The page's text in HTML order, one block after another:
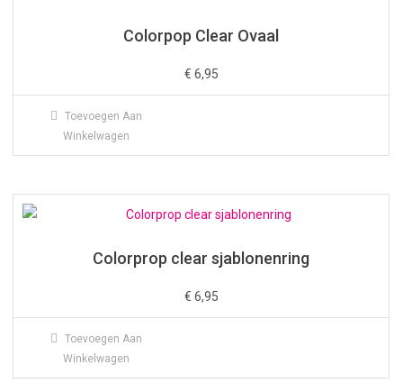
Colorpop Clear Ovaal
€ 6,95
Toevoegen Aan
Winkelwagen
Colorprop clear sjablonenring
€ 6,95
Toevoegen Aan
Winkelwagen